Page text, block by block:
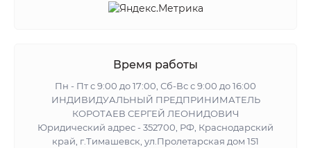
Время работы
Пн - Пт с 9:00 до 17:00, Сб-Вс с 9:00 до 16:00
ИНДИВИДУАЛЬНЫЙ ПРЕДПРИНИМАТЕЛЬ
КОРОТАЕВ СЕРГЕЙ ЛЕОНИДОВИЧ
Юридический адрес - 352700, РФ, Краснодарский
край, г.Тимашевск, ул.Пролетарская дом 151